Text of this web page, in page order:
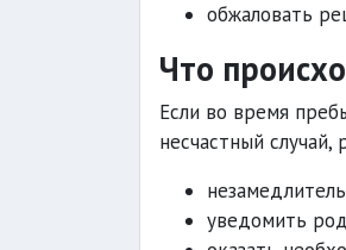
обжаловать
Что
Если во время
несчастный
уведомить